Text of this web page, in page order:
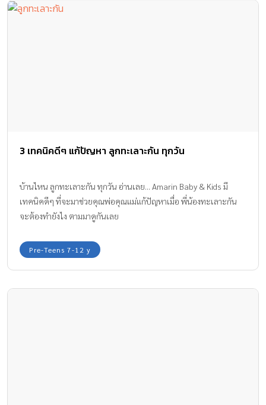
3 เทคนิคดีๆ แก้ปัญหา ลูกทะเลาะกัน ทุกวัน
บ้านไหน ลูกทะเลาะกัน ทุกวัน อ่านเลย... Amarin Baby & Kids มี
เทคนิคดีๆ ที่จะมาช่วยคุณพ่อคุณแม่แก้ปัญหาเมื่อ พี่น้องทะเลาะกัน
จะต้องทำยังไง ตามมาดูกันเลย
Pre-Teens 7-12 y